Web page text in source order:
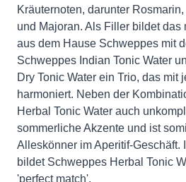
Kräuternoten, darunter
und Majoran. Als Filler bildet das
aus dem Hause Schweppes mit
Schweppes Indian Tonic Water
Dry Tonic Water ein Trio, das mit
harmoniert. Neben der
Herbal Tonic Water auch
sommerliche Akzente und ist
Alleskönner im Aperitif-Geschäft.
bildet Schweppes Herbal Tonic
'perfect match'.